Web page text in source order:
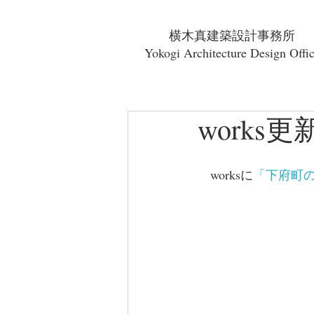
横木真建築設計事務所
Yokogi Architecture Design
works更
worksに 「下府町